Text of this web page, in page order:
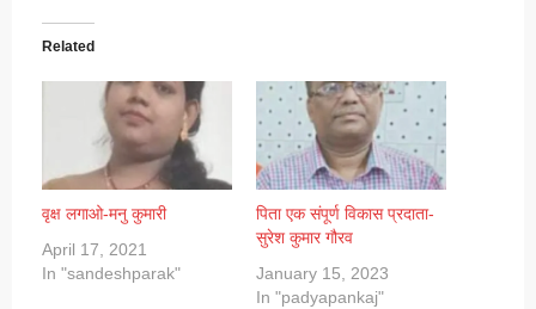
Related
वृक्ष लगाओ-मनु कुमारी
April 17, 2021
In "sandeshparak"
पिता एक संपूर्ण विकास प्रदाता-
सुरेश कुमार गौरव
January 15, 2023
In "padyapankaj"